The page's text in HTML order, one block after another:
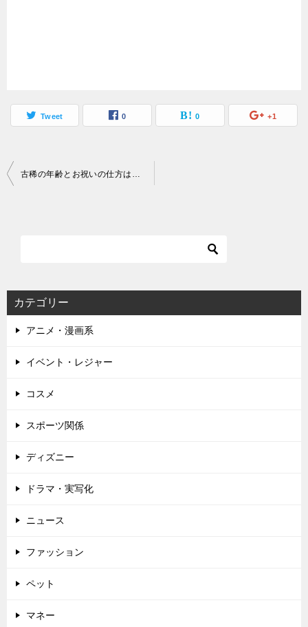
Tweet 0 0 +1
投
ー
シ
ョ
ン
古稀の年齢とお祝いの仕方は？喜寿や傘寿・米寿・卒寿・白寿は？
カテゴリー
アニメ・漫画系
イベント・レジャー
コスメ
スポーツ関係
ディズニー
ドラマ・実写化
ニュース
ファッション
ペット
マネー